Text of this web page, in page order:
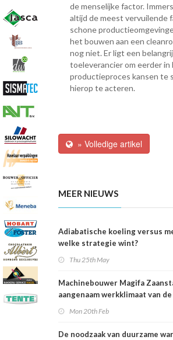
demenselijke factor. I
altijd de meest vervuilende
schone
het bouwen aan een
nog niet. Er ligt een
toeleverancier om eerder in
productieproces kansen te
hierop te acteren.
» Volledige artikel
MEER NIEUWS
Adiabatische koeling versus
welke strategie wint?
Thu 25th May
Machinebouwer Magifa
aangenaam werkklimaat van
Mon 20th Feb
De noodzaak van duurzame